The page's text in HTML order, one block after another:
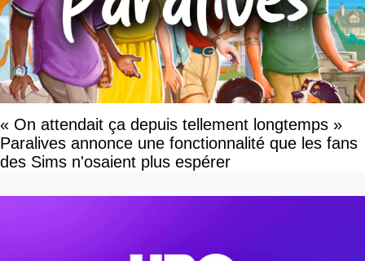
« On attendait ça depuis tellement longtemps »
Paralives annonce une fonctionnalité que les fans
des Sims n'osaient plus espérer